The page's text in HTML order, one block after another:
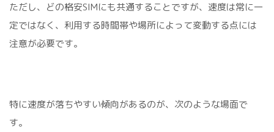
ただし、どの格安SIMにも共通することですが、速度は常に一
定ではなく、利用する時間帯や場所によって変動する点には
注意が必要です。
特に速度が落ちやすい傾向があるのが、次のような場面で
す。